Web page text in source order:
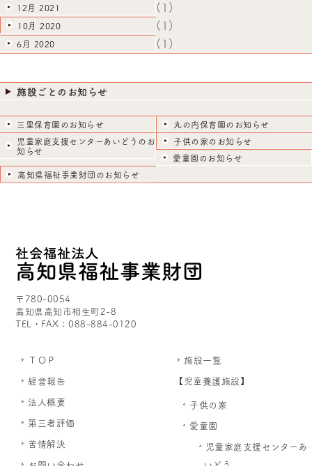
12月 2021 (1)
10月 2020 (1)
6月 2020 (1)
施設ごとのお知らせ
三里保育園のお知らせ
丸の内保育園のお知らせ
児童家庭支援センターあいどうのお
知らせ
子供の家のお知らせ
愛童園のお知らせ
高知県福祉事業財団のお知らせ
〒780-0054
高知県高知市相生町2-8
TEL・FAX：088-884-0120
ＴＯＰ
経営報告
法人概要
第三者評価
苦情解決
施設一覧
【児童養護施設】
子供の家
愛童園
児童家庭支援センターあ